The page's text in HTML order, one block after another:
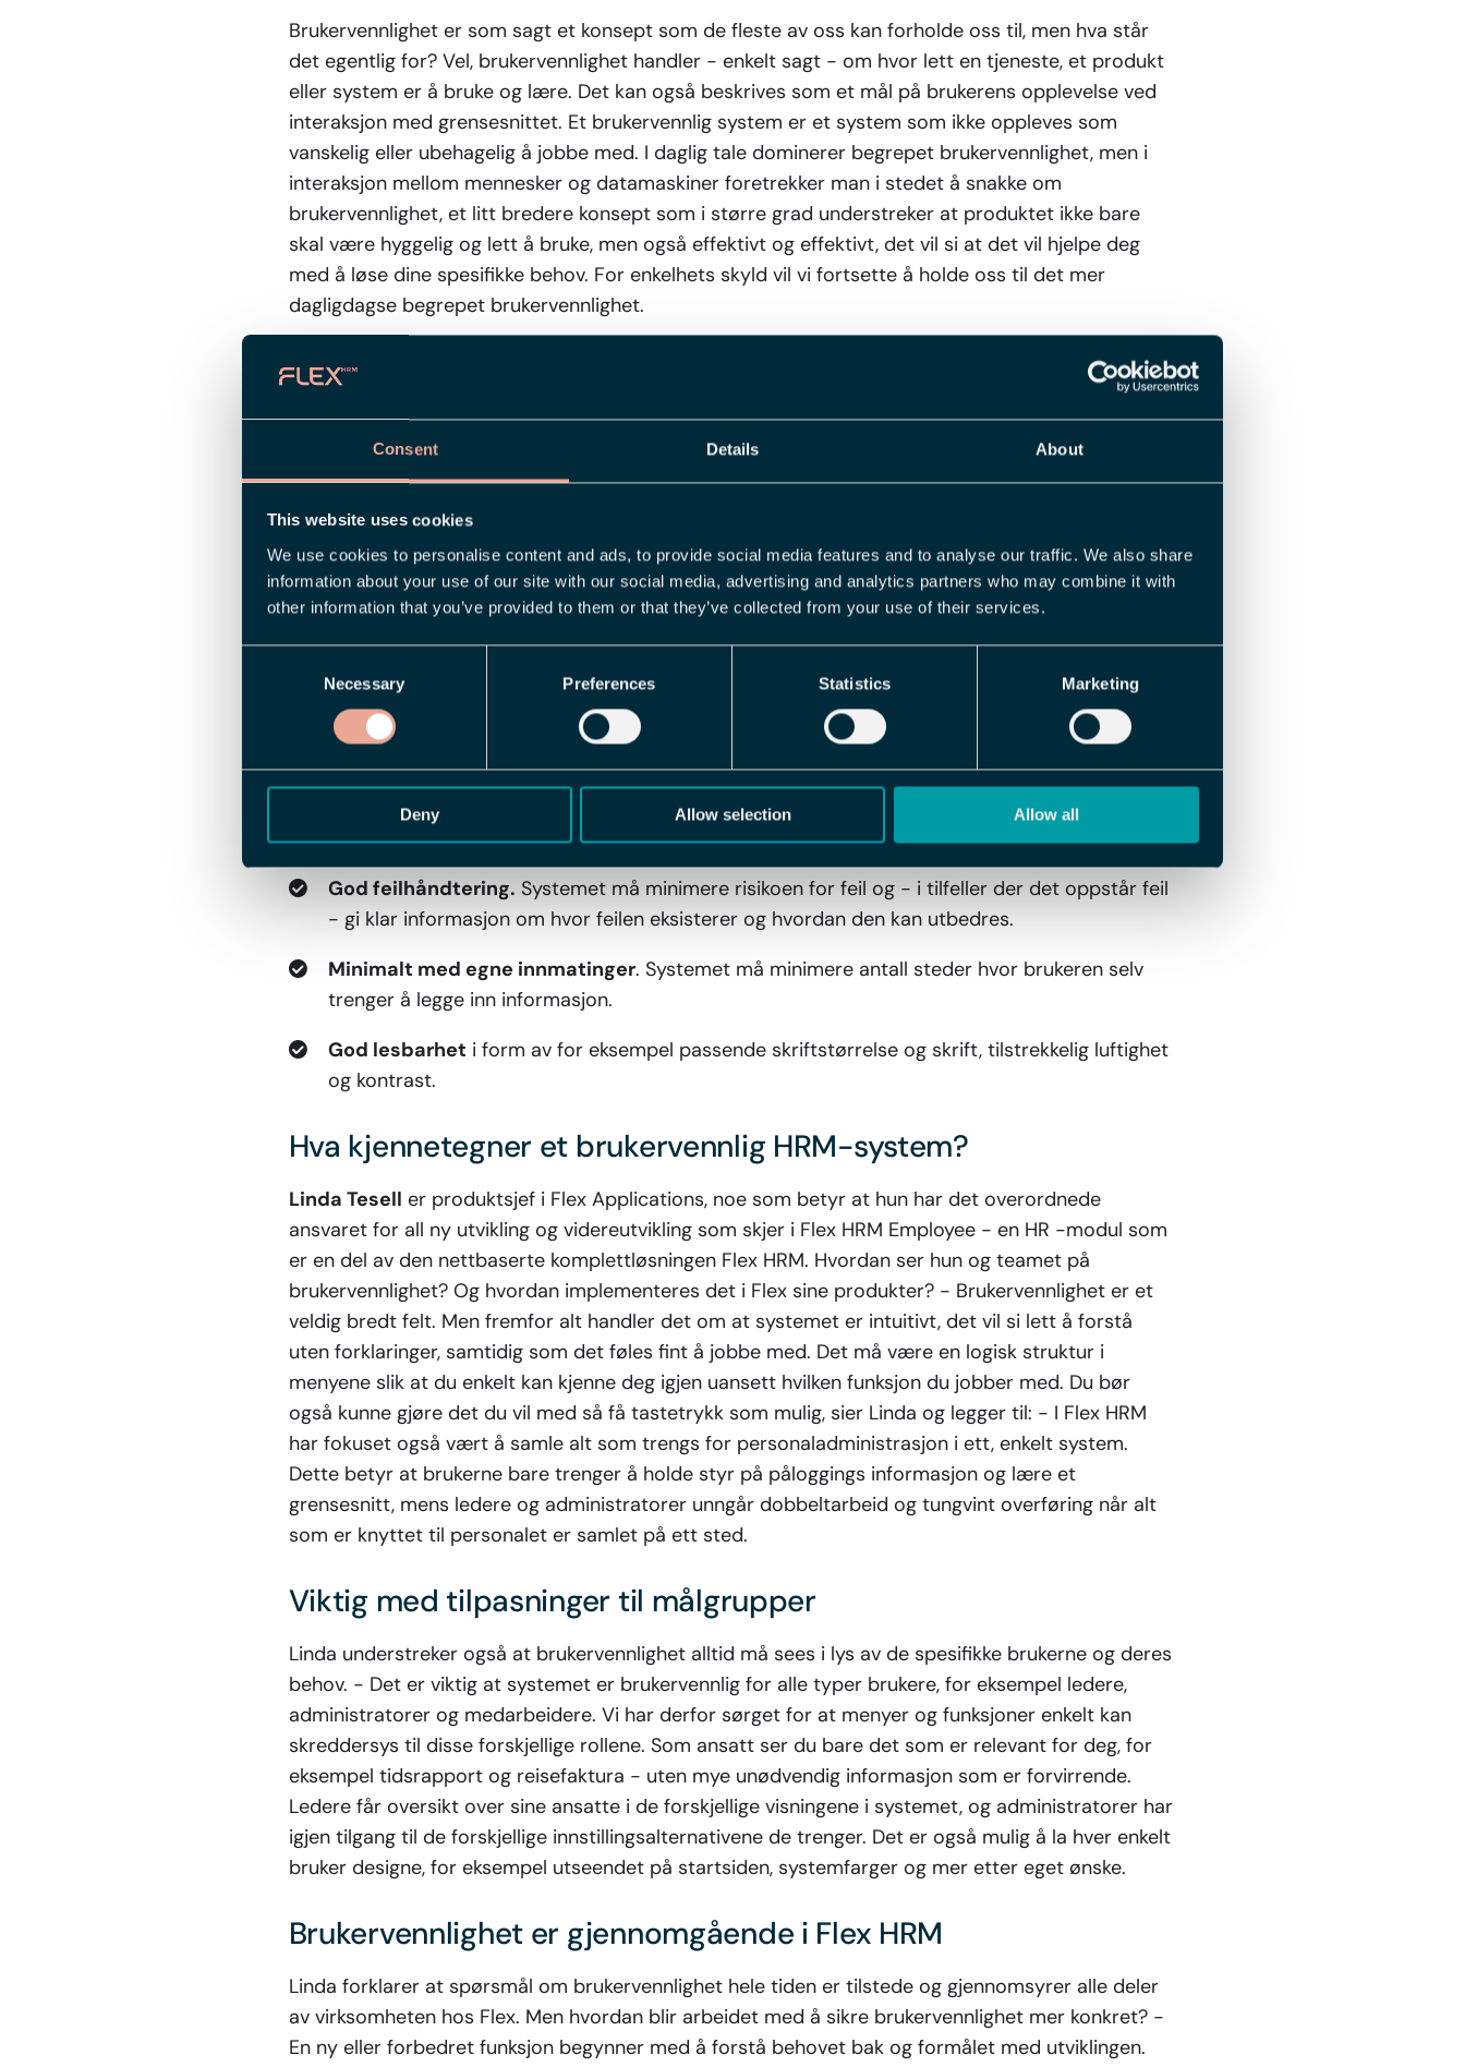
Consent Details About
This website uses cookies
We use cookies to personalise content and ads, to provide social media features and to analyse our traffic. We also share
information about your use of our site with our social media, advertising and analytics partners who may combine it with
other information that you’ve provided to them or that they’ve collected from your use of their services.
Necessary Preferences Statistics Marketing
Deny Allow selection Allow all
Brukervennlighet er som sagt et konsept som de fleste av oss kan forholde oss til, men hva står
det egentlig for? Vel, brukervennlighet handler - enkelt sagt - om hvor lett en tjeneste, et produkt
eller system er å bruke og lære. Det kan også beskrives som et mål på brukerens opplevelse ved
interaksjon med grensesnittet. Et brukervennlig system er et system som ikke oppleves som
vanskelig eller ubehagelig å jobbe med. I daglig tale dominerer begrepet brukervennlighet, men i
interaksjon mellom mennesker og datamaskiner foretrekker man i stedet å snakke om
brukervennlighet, et litt bredere konsept som i større grad understreker at produktet ikke bare
skal være hyggelig og lett å bruke, men også effektivt og effektivt, det vil si at det vil hjelpe deg
med å løse dine spesifikke behov. For enkelhets skyld vil vi fortsette å holde oss til det mer
dagligdagse begrepet brukervennlighet.
God brukervennlighet blir ikke lagt merke til
Når et system, en app eller et nettsted fungerer etter hensikten, er det vanligvis ikke noe vi
reflekterer over - god brukervennlighet blir ikke lagt merke til. Mangel på brukervennlighet, men
det vil etter all sannsynlighet gjøre det. Når det er sagt, hva er de konkrete funksjonene som avgjør
om et grensesnitt er brukervennlig eller ikke? Her er en liste over eksempler på viktige aspekter
som vanligvis fremheves:
Feedback/tilbakemelding fra systemet for å indikere gjeldende status for en prosess og for
Hjelpetekster
for å veilede brukeren til for eksempel hvordan et skjema skal fylles i.
Logisk og enhetlig strukturi alt fra menyer, faner og ikon til ordvalg og farger for å forenkle
Enkel design
der de ulike brukerrollene bare ser informasjonen og funksjonene som er
relevante for dem.
God feilhåndtering. Systemet må minimere risikoen for feil og - i tilfeller der det oppstår feil
- gi klar informasjon om hvor feilen eksisterer og hvordan den kan utbedres.
Minimalt med egne innmatinger. Systemet må minimere antall steder hvor brukeren selv
trenger å legge inn informasjon.
God lesbarhet i form av for eksempel passende skriftstørrelse og skrift, tilstrekkelig luftighet
og kontrast.
Hva kjennetegner et brukervennlig HRM-system?
Linda Tesell er produktsjef i Flex Applications, noe som betyr at hun har det overordnede
ansvaret for all ny utvikling og videreutvikling som skjer i Flex HRM Employee - en HR -modul som
er en del av den nettbaserte komplettløsningen Flex HRM. Hvordan ser hun og teamet på
brukervennlighet? Og hvordan implementeres det i Flex sine produkter? - Brukervennlighet er et
veldig bredt felt. Men fremfor alt handler det om at systemet er intuitivt, det vil si lett å forstå
uten forklaringer, samtidig som det føles fint å jobbe med. Det må være en logisk struktur i
menyene slik at du enkelt kan kjenne deg igjen uansett hvilken funksjon du jobber med. Du bør
også kunne gjøre det du vil med så få tastetrykk som mulig, sier Linda og legger til: - I Flex HRM
har fokuset også vært å samle alt som trengs for personaladministrasjon i ett, enkelt system.
Dette betyr at brukerne bare trenger å holde styr på påloggings informasjon og lære et
grensesnitt, mens ledere og administratorer unngår dobbeltarbeid og tungvint overføring når alt
som er knyttet til personalet er samlet på ett sted.
Viktig med tilpasninger til målgrupper
Linda understreker også at brukervennlighet alltid må sees i lys av de spesifikke brukerne og deres
behov. - Det er viktig at systemet er brukervennlig for alle typer brukere, for eksempel ledere,
administratorer og medarbeidere. Vi har derfor sørget for at menyer og funksjoner enkelt kan
skreddersys til disse forskjellige rollene. Som ansatt ser du bare det som er relevant for deg, for
eksempel tidsrapport og reisefaktura - uten mye unødvendig informasjon som er forvirrende.
Ledere får oversikt over sine ansatte i de forskjellige visningene i systemet, og administratorer har
igjen tilgang til de forskjellige innstillingsalternativene de trenger. Det er også mulig å la hver enkelt
bruker designe, for eksempel utseendet på startsiden, systemfarger og mer etter eget ønske.
Brukervennlighet er gjennomgående i Flex HRM
Linda forklarer at spørsmål om brukervennlighet hele tiden er tilstede og gjennomsyrer alle deler
av virksomheten hos Flex. Men hvordan blir arbeidet med å sikre brukervennlighet mer konkret? -
En ny eller forbedret funksjon begynner med å forstå behovet bak og formålet med utviklingen.